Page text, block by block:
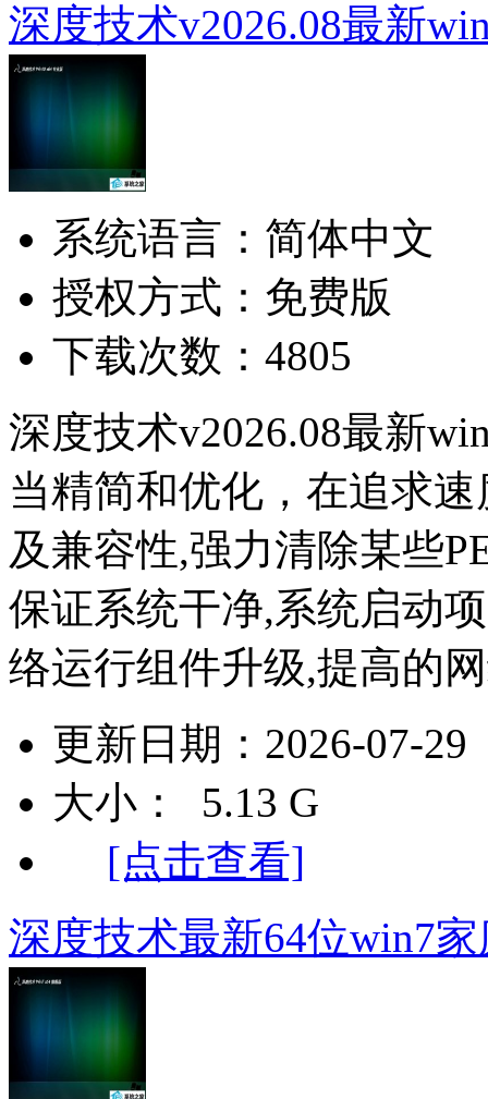
深度技术v2026.08最新
系统语言：简体中文
授权方式：免费版
下载次数：4805
深度技术v2026.08最新
当精简和优化，在追求
及兼容性,强力清除某些
保证系统干净,系统启动
络运行组件升级,提高的
更新日期：2026-07-29
大小： 5.13 G
[点击查看]
深度技术最新64位win7